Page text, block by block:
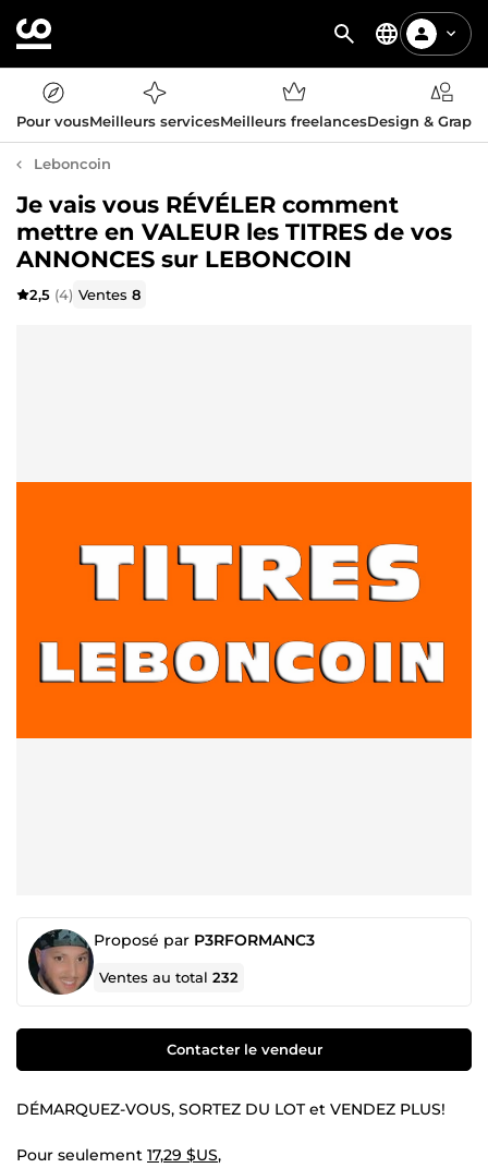
Pour vousMeilleurs servicesMeilleurs freelancesDesign &
Leboncoin
Je vais vous RÉVÉLER comment
mettre en VALEUR les TITRES de vos
ANNONCES sur LEBONCOIN
2,5 (4) Ventes8
Proposé par P3RFORMANC3
Ventes au total232
Contacter le vendeur
DÉMARQUEZ-VOUS, SORTEZ DU LOT et VENDEZ PLUS!
Pour seulement 17,29 $US,